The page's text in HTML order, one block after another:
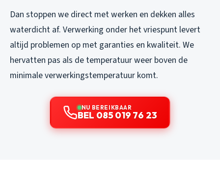
Dan stoppen we direct met werken en dekken alles
waterdicht af. Verwerking onder het vriespunt levert
altijd problemen op met garanties en kwaliteit. We
hervatten pas als de temperatuur weer boven de
minimale verwerkingstemperatuur komt.
NU BEREIKBAAR
BEL 085 019 76 23